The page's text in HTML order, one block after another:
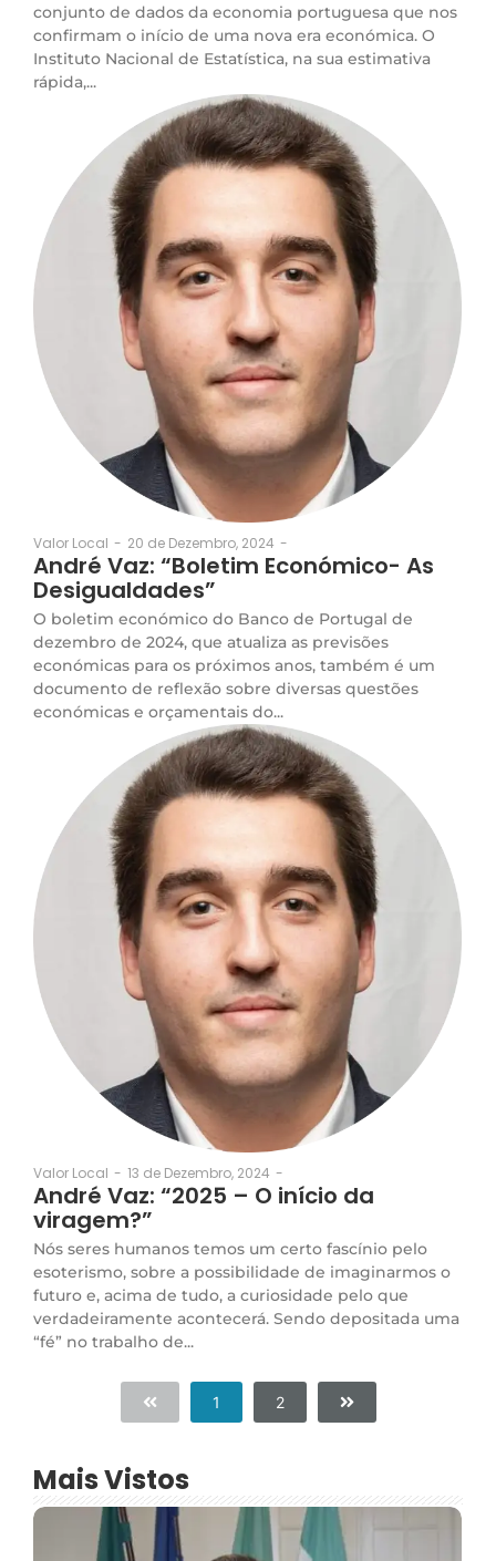
conjunto de dados da economia portuguesa que nos
confirmam o início de uma nova era económica. O
Instituto Nacional de Estatística, na sua estimativa
rápida,...
Valor Local - 20 de Dezembro, 2024 -
André Vaz: “Boletim Económico- As
Desigualdades”
O boletim económico do Banco de Portugal de
dezembro de 2024, que atualiza as previsões
económicas para os próximos anos, também é um
documento de reflexão sobre diversas questões
económicas e orçamentais do...
Valor Local - 13 de Dezembro, 2024 -
André Vaz: “2025 – O início da
viragem?”
Nós seres humanos temos um certo fascínio pelo
esoterismo, sobre a possibilidade de imaginarmos o
futuro e, acima de tudo, a curiosidade pelo que
verdadeiramente acontecerá. Sendo depositada uma
“fé” no trabalho de...
1 2
Mais Vistos